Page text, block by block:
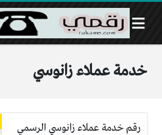
خدمة عملاء زانوسي
رقم خدمة عملاء زانوسي الرسمي